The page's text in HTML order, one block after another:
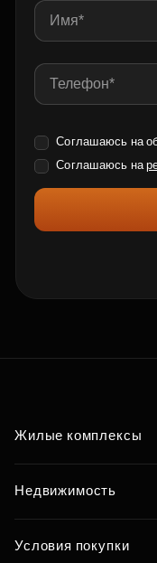
Соглашаюсь на
Соглашаюсь на
Жилые комплексы
Недвижимость
Условия покупки